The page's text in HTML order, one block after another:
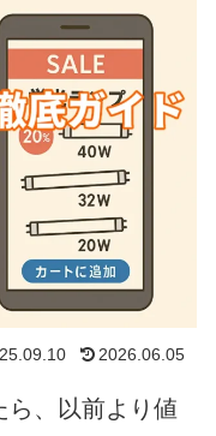
2026.06.05
ら、以前より値